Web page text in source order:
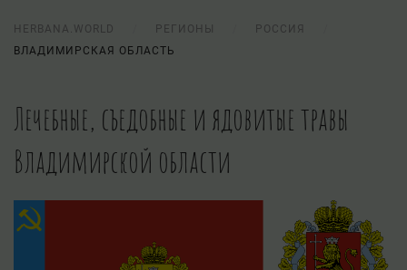
HERBANA.WORLD РЕГИОНЫ
РОССИЯ
ВЛАДИМИРСКАЯ ОБЛАСТЬ
Лечебные, съедобные и ядовитые травы
Владимирской области